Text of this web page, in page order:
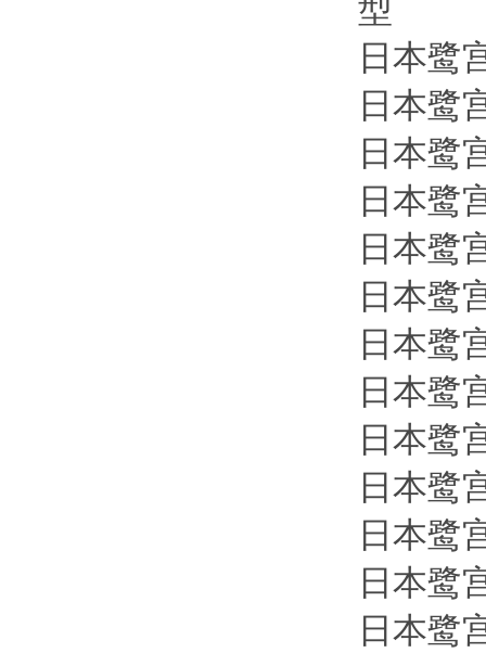
型
日本鹭
日本鹭
日本鹭
日本鹭
日本鹭
日本鹭
日本鹭
日本鹭
日本鹭
日本鹭
日本鹭
日本鹭
日本鹭